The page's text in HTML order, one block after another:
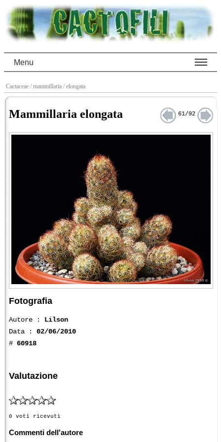
Menu
Cactaceae / mammillaria / elongata
Mammillaria elongata 61/92
Fotografia
Autore : Lilson
Data : 02/06/2010
# 60918
Valutazione
0 voti ricevuti
Commenti dell'autore